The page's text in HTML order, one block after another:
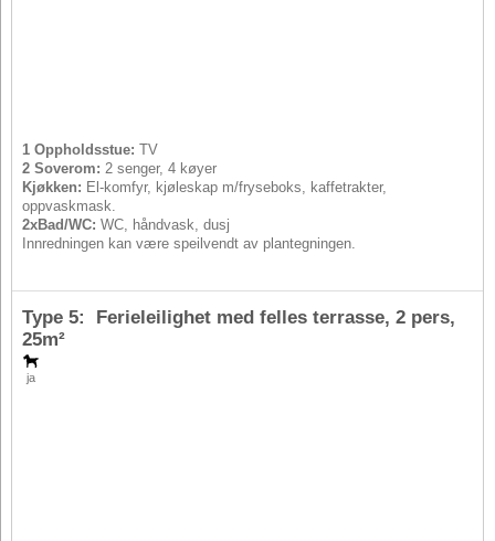
1 Oppholdsstue: TV
2 Soverom: 2 senger, 4 køyer
Kjøkken: El-komfyr, kjøleskap m/fryseboks, kaffetrakter,
oppvaskmask.
2xBad/WC: WC, håndvask, dusj
Innredningen kan være speilvendt av plantegningen.
ja
Type 5: Ferieleilighet med felles terrasse, 2 pers,
25m²